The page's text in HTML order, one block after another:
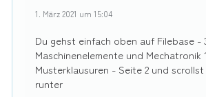
1. März 2021 um 15:04
Du gehst einfach oben auf Filebase -
Maschinenelemente und Mechatronik
Musterklausuren - Seite 2 und
runter